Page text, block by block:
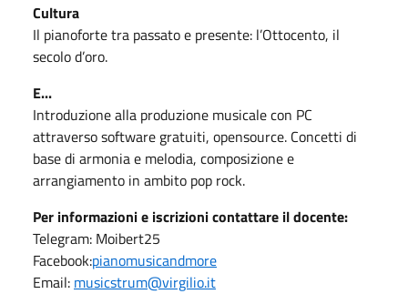
Cultura
Il pianoforte tra passato e presente: l’Ottocento, il
secolo d’oro.
E...
Introduzione alla produzione musicale con PC
attraverso software gratuiti, opensource. Concetti di
base di armonia e melodia, composizione e
arrangiamento in ambito pop rock.
Per informazioni e iscrizioni contattare il docente:
Telegram: Moibert25
Facebook:pianomusicandmore
Email: musicstrum@virgilio.it